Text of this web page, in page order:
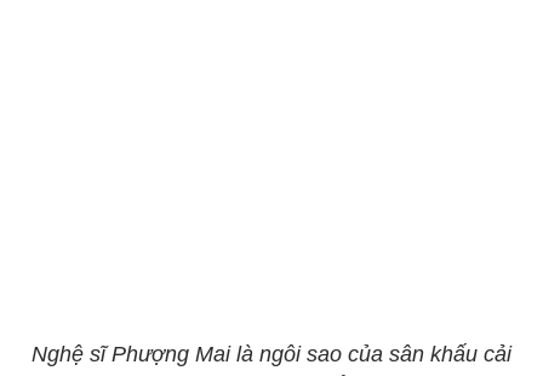
Nghệ sĩ Phượng Mai là ngôi sao của sân khấu cải